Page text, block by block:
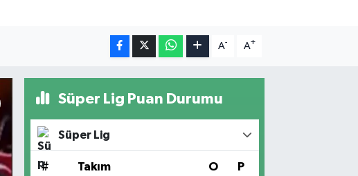
A- A+
Süper Lig Puan Durumu
Süper Lig
# Takım O P